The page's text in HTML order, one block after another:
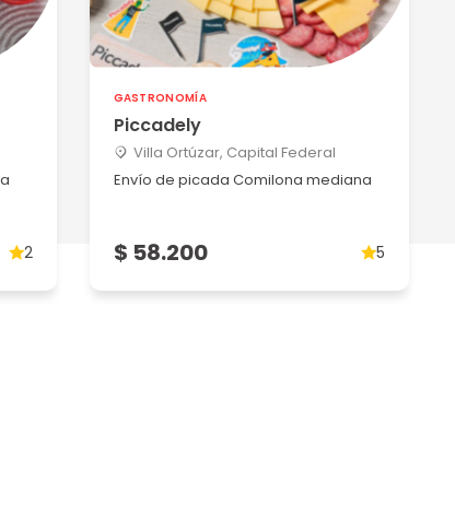
2
GASTRONOMÍA
Piccadely
Villa Ortúzar, Capital Federal
Envío de picada Comilona mediana
$ 58.200 5